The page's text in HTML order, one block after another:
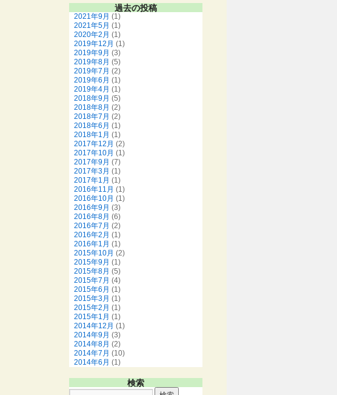
過去の投稿
2021年9月 (1)
2021年5月 (1)
2020年2月 (1)
2019年12月 (1)
2019年9月 (3)
2019年8月 (5)
2019年7月 (2)
2019年6月 (1)
2019年4月 (1)
2018年9月 (5)
2018年8月 (2)
2018年7月 (2)
2018年6月 (1)
2018年1月 (1)
2017年12月 (2)
2017年10月 (1)
2017年9月 (7)
2017年3月 (1)
2017年1月 (1)
2016年11月 (1)
2016年10月 (1)
2016年9月 (3)
2016年8月 (6)
2016年7月 (2)
2016年2月 (1)
2016年1月 (1)
2015年10月 (2)
2015年9月 (1)
2015年8月 (5)
2015年7月 (4)
2015年6月 (1)
2015年3月 (1)
2015年2月 (1)
2015年1月 (1)
2014年12月 (1)
2014年9月 (3)
2014年8月 (2)
2014年7月 (10)
2014年6月 (1)
検索